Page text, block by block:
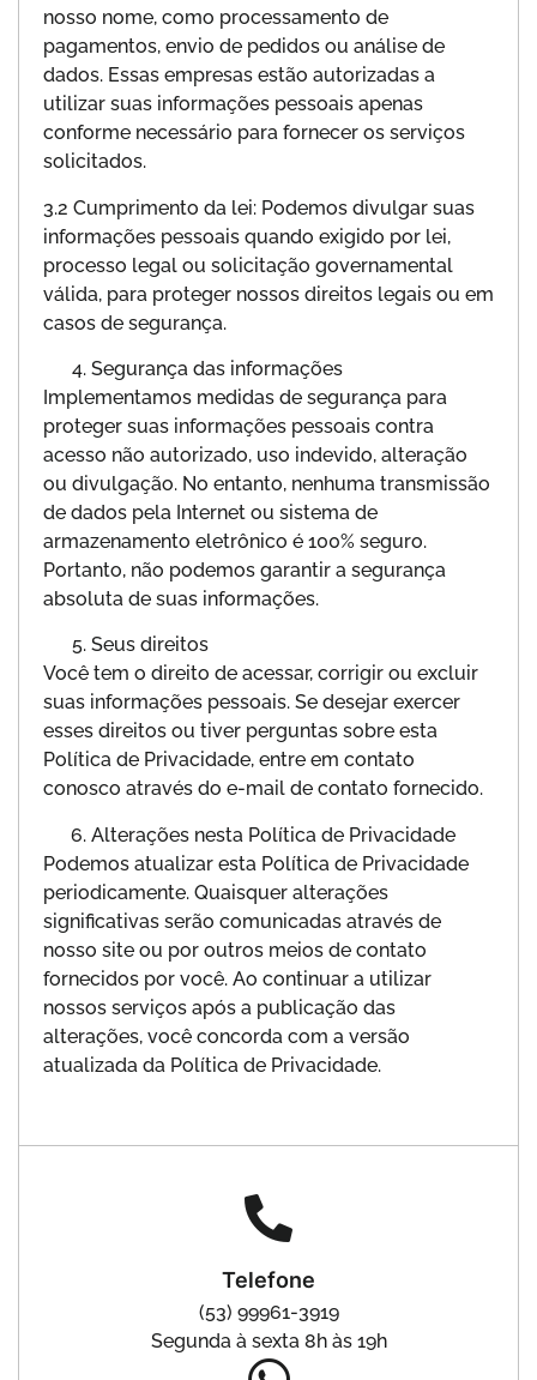
nosso nome, como processamento de
pagamentos, envio de pedidos ou análise de
dados. Essas empresas estão autorizadas a
utilizar suas informações pessoais apenas
conforme necessário para fornecer os serviços
solicitados.
3.2 Cumprimento da lei: Podemos divulgar suas
informações pessoais quando exigido por lei,
processo legal ou solicitação governamental
válida, para proteger nossos direitos legais ou em
casos de segurança.
Segurança das informações
Implementamos medidas de segurança para
proteger suas informações pessoais contra
acesso não autorizado, uso indevido, alteração
ou divulgação. No entanto, nenhuma transmissão
de dados pela Internet ou sistema de
armazenamento eletrônico é 100% seguro.
Portanto, não podemos garantir a segurança
absoluta de suas informações.
Seus direitos
Você tem o direito de acessar, corrigir ou excluir
suas informações pessoais. Se desejar exercer
esses direitos ou tiver perguntas sobre esta
Política de Privacidade, entre em contato
conosco através do e-mail de contato fornecido.
Alterações nesta Política de Privacidade
Podemos atualizar esta Política de Privacidade
periodicamente. Quaisquer alterações
significativas serão comunicadas através de
nosso site ou por outros meios de contato
fornecidos por você. Ao continuar a utilizar
nossos serviços após a publicação das
alterações, você concorda com a versão
atualizada da Política de Privacidade.
Telefone
(53) 99961-3919
Segunda à sexta 8h às 19h